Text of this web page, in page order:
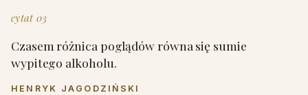
cytat 03
Czasem różnica poglądów równa się sumie
wypitego alkoholu.
HENRYK JAGODZIŃSKI